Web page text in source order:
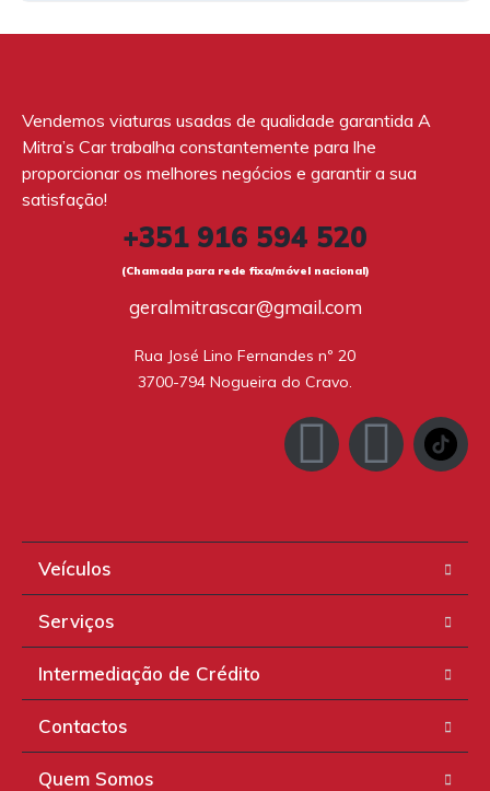
Vendemos viaturas usadas de qualidade garantida A
Mitra’s Car trabalha constantemente para lhe
proporcionar os melhores negócios e garantir a sua
satisfação!
+351 916 594 520
(Chamada para rede fixa/móvel nacional)
geralmitrascar@gmail.com
Rua José Lino Fernandes nº 20
3700-794 Nogueira do Cravo.
Veículos
Serviços
Intermediação de Crédito
Contactos
Quem Somos